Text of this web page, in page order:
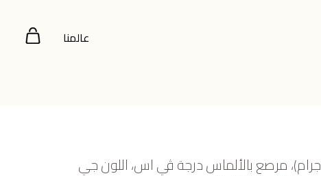
عالمنا
ذهب أصفر عيار 22 (7.708 جرام)، مرصع بالألماس درجة ڤي اس، اللون جي